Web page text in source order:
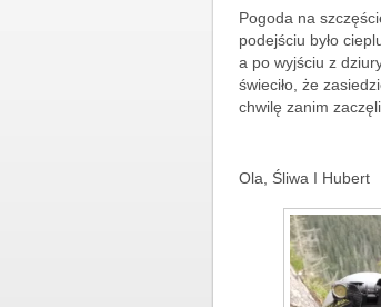
Pogoda na
podejściu było
a po wyjściu z
świeciło, że
chwilę zanim
Ola, Śliwa I Hubert